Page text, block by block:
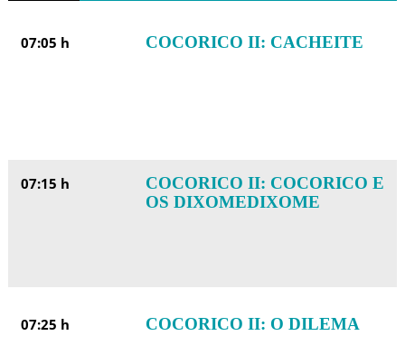
07:05 h COCORICO II: CACHEITE
07:15 h
COCORICO II: COCORICO E
OS DIXOMEDIXOME
07:25 h COCORICO II: O DILEMA